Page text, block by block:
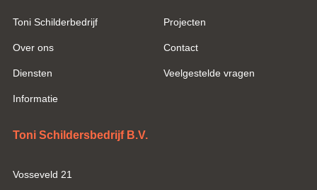
Toni Schilderbedrijf
Over ons
Diensten
Informatie
Projecten
Contact
Veelgestelde vragen
Toni Schildersbedrijf B.V.
Vosseveld 21